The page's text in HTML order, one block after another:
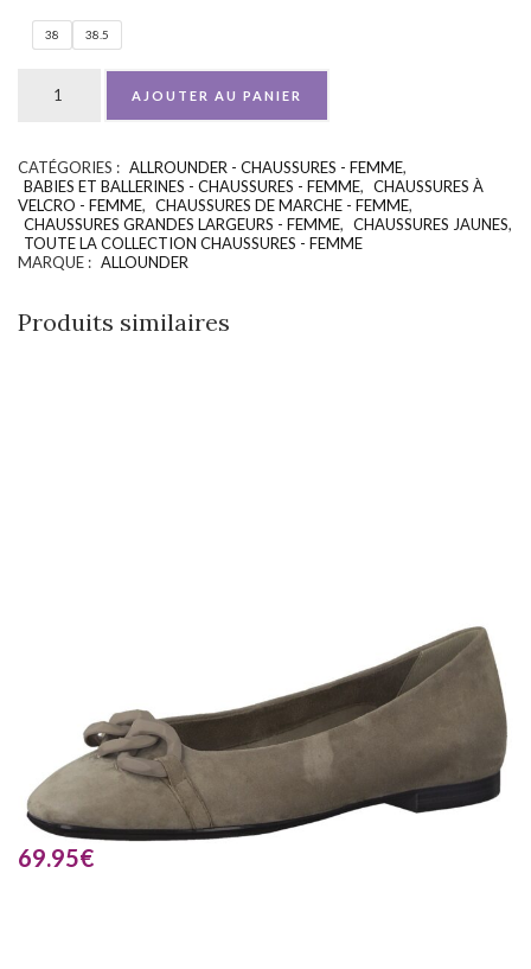
38 38.5
AJOUTER AU PANIER
CATÉGORIES : ALLROUNDER - CHAUSSURES - FEMME,
BABIES ET BALLERINES - CHAUSSURES - FEMME, CHAUSSURES À
VELCRO - FEMME, CHAUSSURES DE MARCHE - FEMME,
CHAUSSURES GRANDES LARGEURS - FEMME, CHAUSSURES JAUNES,
TOUTE LA COLLECTION CHAUSSURES - FEMME
MARQUE : ALLOUNDER
Produits similaires
69.95€